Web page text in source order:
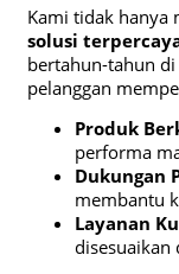
Kami tidak hanya
solusi
bertahun-tahun
pelanggan
Produk
performa
Dukungan
membantu
Layanan
disesuaikan